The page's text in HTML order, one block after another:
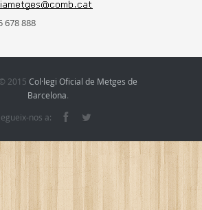
678 888
2015 Col·legi Oficial de Metges de
Barcelona.
nos a: